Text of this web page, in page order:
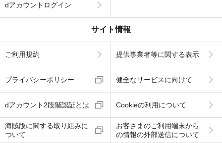
dアカウントログイン
サイト情報
ご利用規約 提供事業者等に関する表示
プライバシーポリシー 健全なサービスに向けて
dアカウント2段階認証とは Cookieの利用について
海賊版に関する取り組みに
ついて
お客さまのご利用端末から
の情報の外部送信について